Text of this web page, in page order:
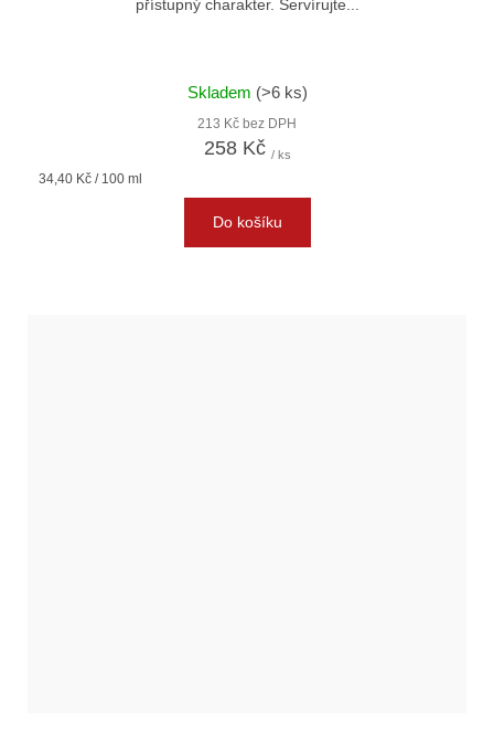
přístupný charakter. Servírujte...
Skladem (>6 ks)
213 Kč bez DPH
258 Kč / ks
Měrná
34,40 Kč / 100 ml
Do košíku